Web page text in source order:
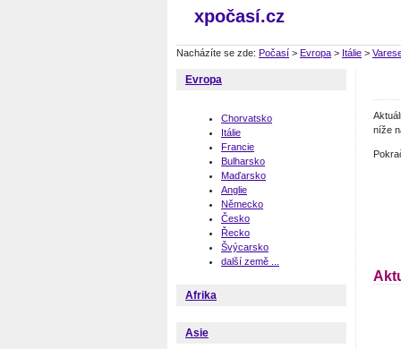
xpočasí.cz
Nacházíte se zde: Počasí > Evropa > Itálie >
Evropa
Chorvatsko
Itálie
Francie
Bulharsko
Maďarsko
Anglie
Německo
Česko
Řecko
Švýcarsko
další země ...
Afrika
Asie
níže